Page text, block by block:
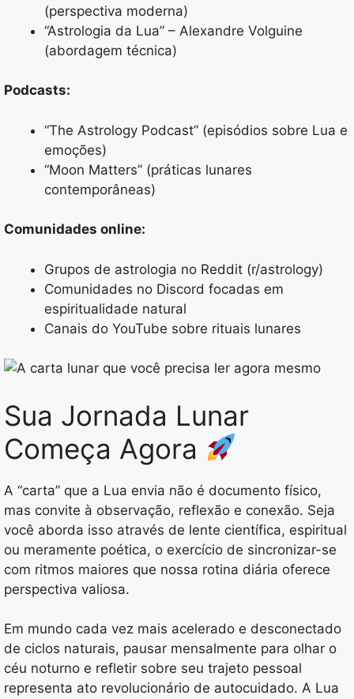
(perspectiva moderna)
“Astrologia da Lua” – Alexandre Volguine
(abordagem técnica)
Podcasts:
“The Astrology Podcast” (episódios sobre Lua e
emoções)
“Moon Matters” (práticas lunares
contemporâneas)
Comunidades online:
Grupos de astrologia no Reddit (r/astrology)
Comunidades no Discord focadas em
espiritualidade natural
Canais do YouTube sobre rituais lunares
Sua Jornada Lunar
Começa Agora
A “carta” que a Lua envia não é documento físico,
mas convite à observação, reflexão e conexão. Seja
você aborda isso através de lente científica, espiritual
ou meramente poética, o exercício de sincronizar-se
com ritmos maiores que nossa rotina diária oferece
perspectiva valiosa.
Em mundo cada vez mais acelerado e desconectado
de ciclos naturais, pausar mensalmente para olhar o
céu noturno e refletir sobre seu trajeto pessoal
representa ato revolucionário de autocuidado. A Lua